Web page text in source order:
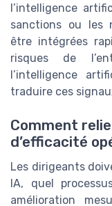
l’intelligence
sanctions ou les
être intégrées
risques de
l’intelligence
traduire ces
Comment
d’efficacité
Les dirigeants
IA, quel
amélioration